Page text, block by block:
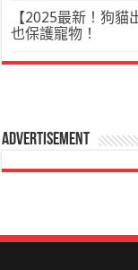
【2025最新！狗
也保護寵物！
Advertisement